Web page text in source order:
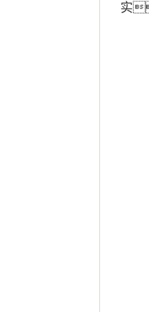
实